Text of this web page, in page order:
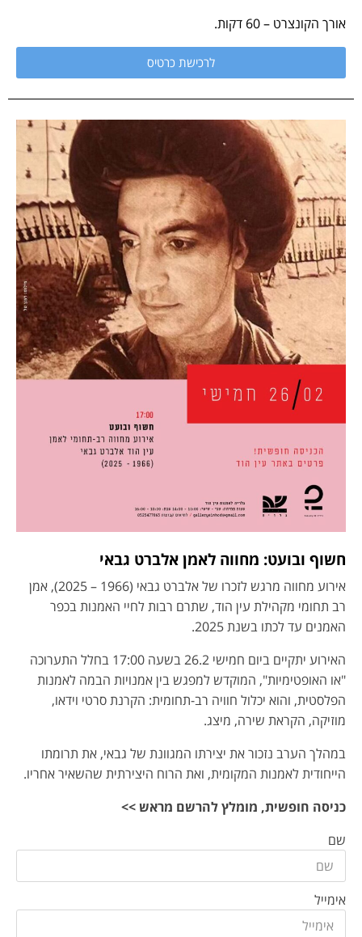
אורך הקונצרט – 60 דקות.
לרכישת כרטיס
חשוף ובועט: מחווה לאמן אלברט גבאי
אירוע מחווה מרגש לזכרו של אלברט גבאי (1966 – 2025), אמן
רב תחומי מקהילת עין הוד, שתרם רבות לחיי האמנות בכפר
האמנים עד לכתו בשנת 2025.
האירוע יתקיים ביום חמישי 26.2 בשעה 17:00 בחלל התערוכה
"או האופטימיות", המוקדש למפגש בין אמנויות הבמה לאמנות
הפלסטית, והוא יכלול חוויה רב-תחומית: הקרנת סרטי וידאו,
מוזיקה, הקראת שירה, מיצג.
במהלך הערב נזכור את יצירתו המגוונת של גבאי, את תרומתו
הייחודית לאמנות המקומית, ואת הרוח היצירתית שהשאיר אחריו.
כניסה חופשית, מומלץ להרשם מראש >>
שם
אימייל